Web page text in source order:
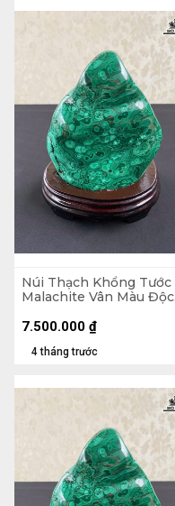
Núi Thạch Khổng Tước
Malachite Vân Màu Độc
18x14,5x7cm - Lên đế
4 tháng trước
7.500.000 ₫